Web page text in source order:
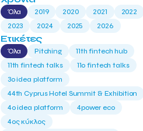
Όλα 2019 2020 2021
2022
2023
2024 2025 2026
Ετικέτες
Όλα Pitching
11th fintech hub
11th fintech talks
11ο fintech talks
3o idea platform
44th Cyprus Hotel Summit & Exhibition
4o idea platform
4power eco
4ος κύκλος